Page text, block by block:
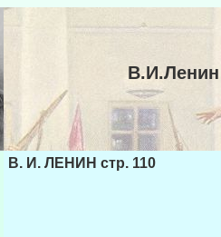
В. И. ЛЕНИН стр. 110